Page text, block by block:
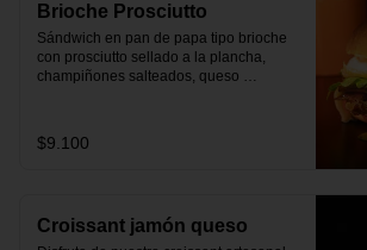
Brioche Prosciutto
Sándwich en pan de papa tipo brioche
con prosciutto sellado a la plancha,
champiñones salteados, queso
$9.100
Croissant jamón queso